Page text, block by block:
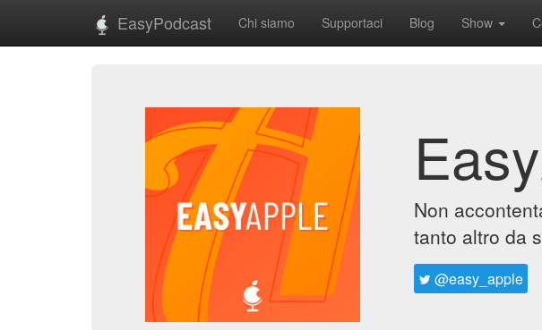
EasyPodcast Chi siamo Supportaci Blog Show
Non
tanto altro da
@easy_apple